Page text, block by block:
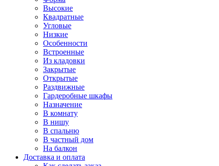
Высокие
Квадратные
Угловые
Низкие
Особенности
Встроенные
Из кладовки
Закрытые
Открытые
Раздвижные
Гардеробные шкафы
Назначение
В комнату
В нишу
В спальню
В частный дом
На балкон
Доставка и оплата